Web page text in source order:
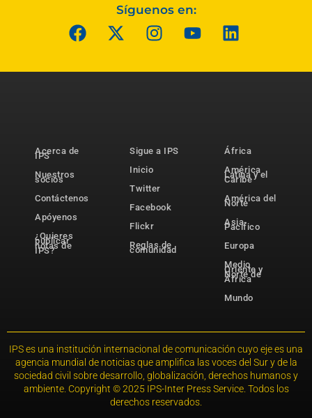
Síguenos en:
Acerca de
IPS
Nuestros
socios
Contáctenos
Apóyenos
¿Quieres
publicar
notas de
IPS?
Sigue a IPS
Inicio
Twitter
Facebook
Flickr
Reglas de
comunidad
África
América
Latina y el
Caribe
América del
Norte
Asia-
Pacífico
Europa
Medio
Oriente y
Norte de
África
Mundo
IPS es una institución internacional de comunicación cuyo eje es una
agencia mundial de noticias que amplifica las voces del Sur y de la
sociedad civil sobre desarrollo, globalización, derechos humanos y
ambiente. Copyright © 2025 IPS-Inter Press Service. Todos los
derechos reservados.